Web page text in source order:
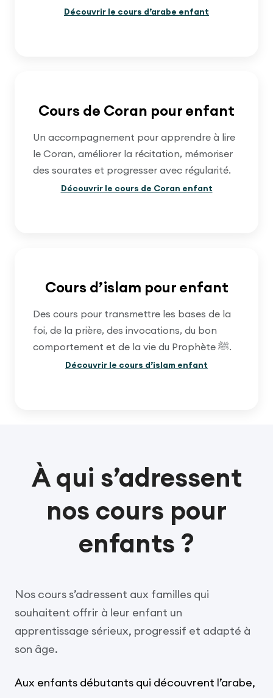
Découvrir le cours d’arabe enfant
Cours de Coran pour enfant
Un accompagnement pour apprendre à lire
le Coran, améliorer la récitation, mémoriser
des sourates et progresser avec régularité.
Découvrir le cours de Coran enfant
Cours d’islam pour enfant
Des cours pour transmettre les bases de la
foi, de la prière, des invocations, du bon
comportement et de la vie du Prophète ﷺ.
Découvrir le cours d’islam enfant
À qui s’adressent
nos cours pour
enfants ?
Nos cours s’adressent aux familles qui
souhaitent offrir à leur enfant un
apprentissage sérieux, progressif et adapté à
son âge.
Aux enfants débutants qui découvrent l’arabe,